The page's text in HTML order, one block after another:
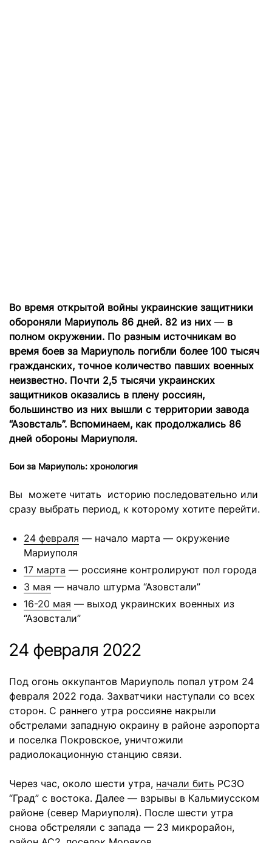
Во время открытой войны украинские защитники
обороняли Мариуполь 86 дней. 82 из них — в
полном окружении. По разным источникам во
время боев за Мариуполь погибли более 100 тысяч
гражданских, точное количество павших военных
неизвестно. Почти 2,5 тысячи украинских
защитников оказались в плену россиян,
большинство из них вышли с территории завода
“Азовсталь”. Вспоминаем, как продолжались 86
дней обороны Мариуполя.
Бои за Мариуполь: хронология
Вы можете читать историю последовательно или
сразу выбрать период, к которому хотите перейти.
24 февраля — начало марта — окружение
Мариуполя
17 марта — россияне контролируют пол города
3 мая — начало штурма “Азовстали”
16-20 мая — выход украинских военных из
“Азовстали”
24 февраля 2022
Под огонь оккупантов Мариуполь попал утром 24
февраля 2022 года. Захватчики наступали со всех
сторон. С раннего утра россияне накрыли
обстрелами западную окраину в районе аэропорта
и поселка Покровское, уничтожили
радиолокационную станцию ​​связи.
Через час, около шести утра, начали бить РСЗО
“Град” с востока. Далее — взрывы в Кальмиусском
районе (север Мариуполя). После шести утра
снова обстреляли с запада — 23 микрорайон,